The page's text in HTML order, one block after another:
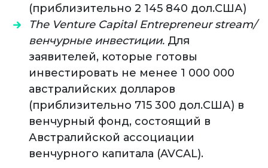
(приблизительно 2 145 840 дол.США)
The Venture Capital Entrepreneur stream/
венчурные инвестиции. Для
заявителей, которые готовы
инвестировать не менее 1 000 000
австралийских долларов
(приблизительно 715 300 дол.США) в
венчурный фонд, состоящий в
Австралийской ассоциации
венчурного капитала (AVCAL).